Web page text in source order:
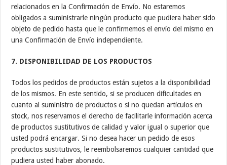
relacionados en la Confirmación de Envío. No estaremos
obligados a suministrarle ningún producto que pudiera haber sido
objeto de pedido hasta que le confirmemos el envío del mismo en
una Confirmación de Envío independiente.
7. DISPONIBILIDAD DE LOS PRODUCTOS
Todos los pedidos de productos están sujetos a la disponibilidad
de los mismos. En este sentido, si se producen dificultades en
cuanto al suministro de productos o si no quedan artículos en
stock, nos reservamos el derecho de facilitarle información acerca
de productos sustitutivos de calidad y valor igual o superior que
usted podrá encargar. Si no desea hacer un pedido de esos
productos sustitutivos, le reembolsaremos cualquier cantidad que
pudiera usted haber abonado.